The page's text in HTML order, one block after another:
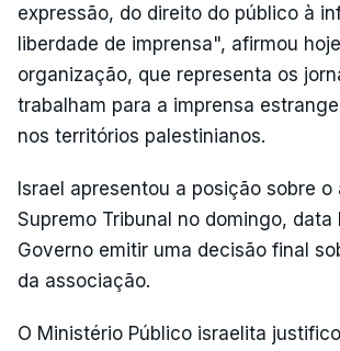
expressão, do direito do público à
liberdade de imprensa", afirmou
organização, que representa os
trabalham para a imprensa
nos territórios palestinianos.
Israel apresentou a posição sobre o
Supremo Tribunal no domingo, data
Governo emitir uma decisão final
da associação.
O Ministério Público israelita